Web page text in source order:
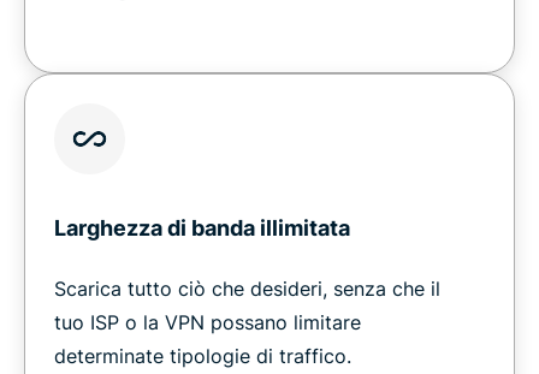
Larghezza di banda illimitata
Scarica tutto ciò che desideri, senza che il
tuo ISP o la VPN possano limitare
determinate tipologie di traffico.